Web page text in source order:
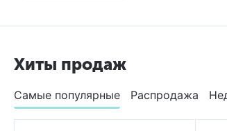
Хиты продаж
Самые популярные Распродажа